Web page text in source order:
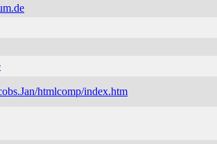
htmlcomp/index.htm